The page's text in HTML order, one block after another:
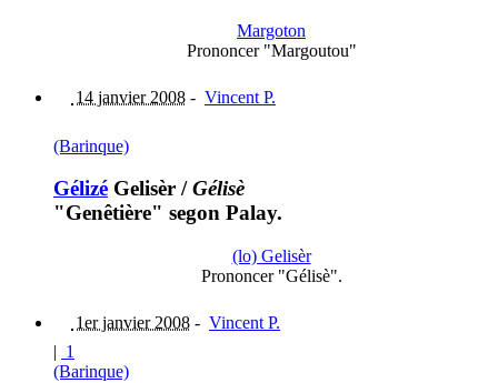
Margoton
Prononcer "Margoutou"
14 janvier 2008 - Vincent P.
(Barinque)
Gélizé Gelisèr /Gélisè
"Genêtière" segon Palay.
(lo) Gelisèr
Prononcer "Gélisè".
1er janvier 2008 - Vincent P.
| 1
(Barinque)